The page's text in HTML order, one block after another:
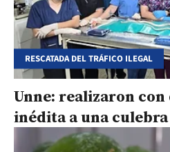
RESCATADA DEL TRÁFICO ILEGAL
Unne: realizaron
inédita a una